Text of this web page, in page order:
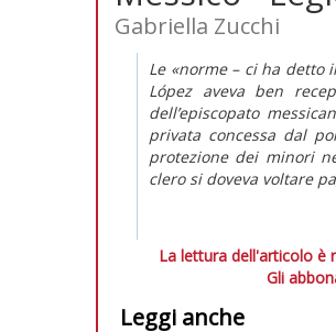
Gabriella Zucchi
Le «norme – ci ha detto
López aveva ben
dell’episcopato
privata concessa dal
protezione dei minori
clero si doveva voltare
La lettura dell'articolo è
Gli
Leggi anche